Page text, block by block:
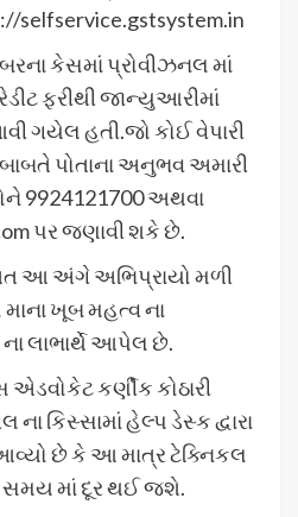
selfservice.gstsystem.in
કેસમાં પ્રોવીઝનલ માં
ફરીથી જાન્યુઆરીમાં
ગયેલ હતી.જો કોઈ વેપારી
પોતાના અનુભવ અમારી
9924121700 અથવા
પર જણાવી શકે છે.
આ અંગે અભિપ્રાયો મળી
ખૂબ મહત્વ ના
લાભાર્થે આપેલ છે.
કર્ણીક કોઠારી
કિસ્સામાં હેલ્પ ડેસ્ક દ્વારા
છે કે આ માત્ર ટેક્નિકલ
સમય માં દૂર થઈ જશે.